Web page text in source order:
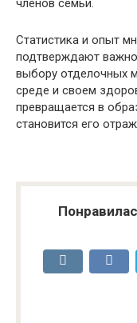
Статистика и опыт
подтверждают
выбору отделочных
среде и своем
превращается в
становится его